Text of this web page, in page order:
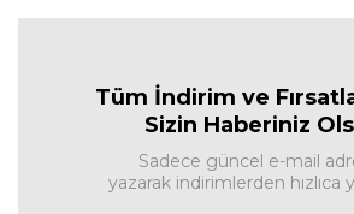
Tüm İndirim ve Fırsa
Sizin Haberiniz
Sadece güncel e-mail
yazarak indirimlerden hızlıca